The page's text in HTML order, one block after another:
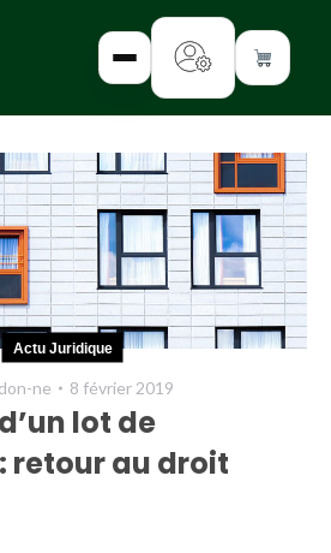
Actu Juridique
ne 8 février 2019
lot de
retour au droit